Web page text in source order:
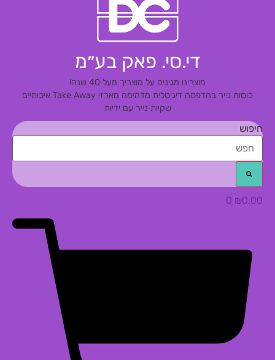
די.סי. פאק בע״מ
מוצרינו מגינים על מוצריך מעל 40 שנה!
כוסות נייר בהדפסה דיגיטלית מדהימהמארזי Take Away איכותיים
שקיות נייר עם ידיות
חיפוש
₪0.00
0